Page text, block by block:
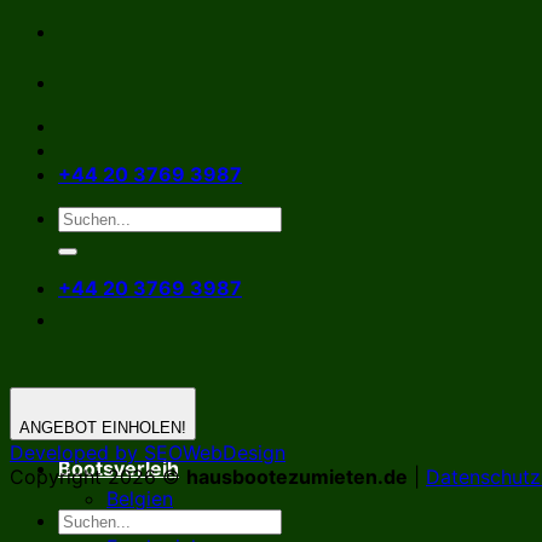
Zum
springen
+44 20 3769 3987
+44 20 3769 3987
Bootsverleih
Belgien
Deutschland
ANGEBOT EINHOLEN!
Developed by SEOWebDesign
Copyright 2026 © hausbootezumieten.de